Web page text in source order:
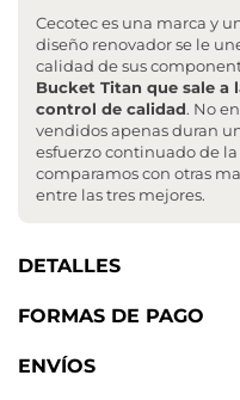
Cecotec es una marca y
diseño renovador se le
calidad de sus
Bucket Titan que sale a
control de calidad. No
vendidos apenas duran
esfuerzo continuado de
comparamos con otras
entre las tres mejores.
DETALLES
FORMAS DE PAGO
ENVÍOS